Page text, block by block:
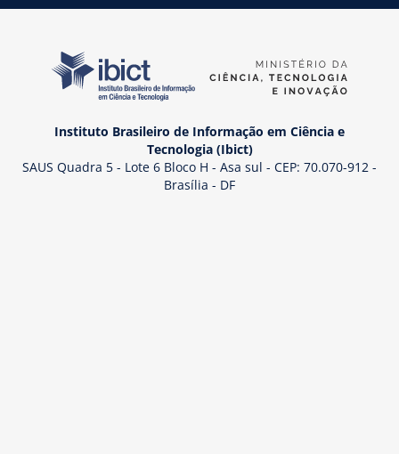
Instituto Brasileiro de Informação em Ciência e
Tecnologia (Ibict)
SAUS Quadra 5 - Lote 6 Bloco H - Asa sul - CEP: 70.070-912 -
Brasília - DF